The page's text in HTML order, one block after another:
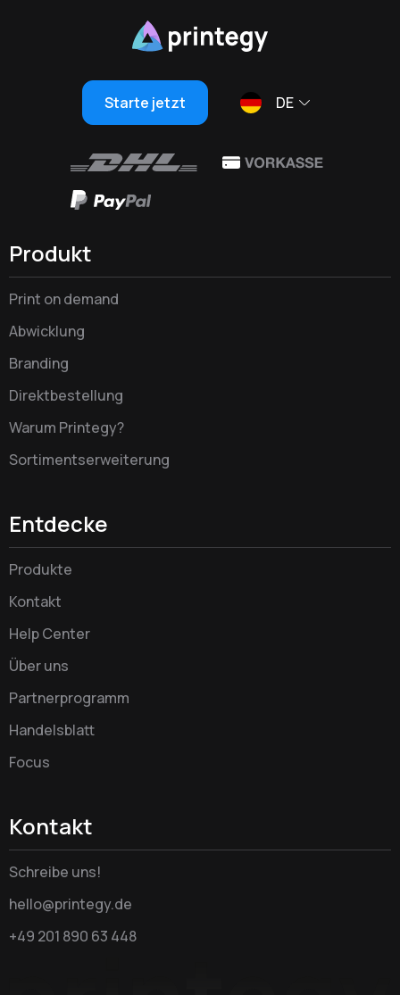
Starte jetzt DE
Produkt
Print on demand
Abwicklung
Branding
Direktbestellung
Warum Printegy?
Sortimentserweiterung
Entdecke
Produkte
Kontakt
Help Center
Über uns
Partnerprogramm
Handelsblatt
Focus
Kontakt
Schreibe uns!
hello@printegy.de
+49 201 890 63 448